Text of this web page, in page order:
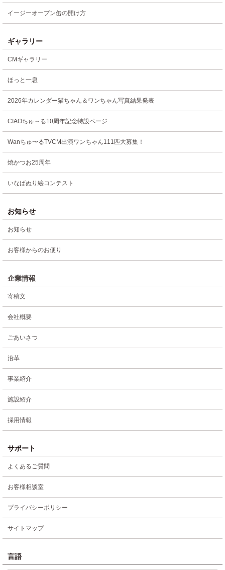
イージーオープン缶の開け方
ギャラリー
CMギャラリー
ほっと一息
2026年カレンダー猫ちゃん＆ワンちゃん写真結果発表
CIAOちゅ～る10周年記念特設ページ
Wanちゅ〜るTVCM出演ワンちゃん111匹大募集！
焼かつお25周年
いなばぬり絵コンテスト
お知らせ
お知らせ
お客様からのお便り
企業情報
寄稿文
会社概要
ごあいさつ
沿革
事業紹介
施設紹介
採用情報
サポート
よくあるご質問
お客様相談室
プライバシーポリシー
サイトマップ
言語